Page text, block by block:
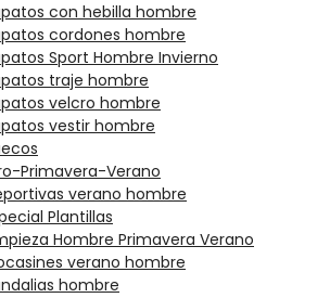
con hebilla hombre
cordones hombre
Sport Hombre Invierno
traje hombre
velcro hombre
vestir hombre
Primavera-Verano
verano hombre
Plantillas
Hombre Primavera Verano
verano hombre
hombre